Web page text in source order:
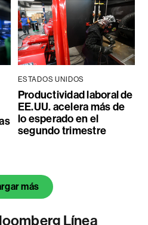
ESTADOS UNIDOS
Productividad laboral de
EE.UU. acelera más de
lo esperado en el
segundo trimestre
más
Línea